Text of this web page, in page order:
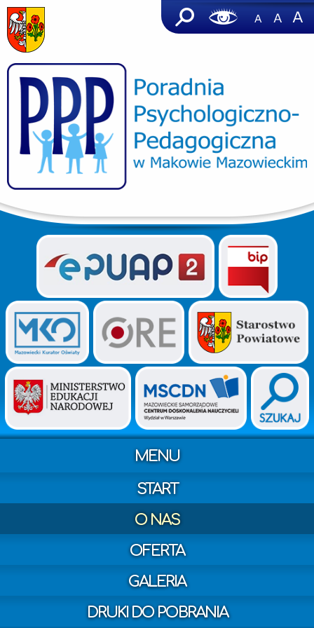
MENU
START
O NAS
OFERTA
GALERIA
DRUKI DO POBRANIA